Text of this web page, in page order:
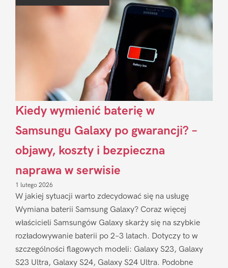
Kiedy wymienić baterię w
Samsungu Galaxy po gwarancji? –
objawy, koszty i bezpieczna
naprawa w serwisie
1 lutego 2026
W jakiej sytuacji warto zdecydować się na usługę
Wymiana baterii Samsung Galaxy? Coraz więcej
właścicieli Samsungów Galaxy skarży się na szybkie
rozładowywanie baterii po 2–3 latach. Dotyczy to w
szczególności flagowych modeli: Galaxy S23, Galaxy
S23 Ultra, Galaxy S24, Galaxy S24 Ultra. Podobne